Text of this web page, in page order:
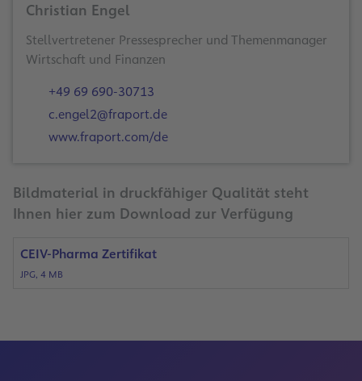
Christian Engel
Stellvertretener Pressesprecher und Themenmanager
Wirtschaft und Finanzen
+49 69 690-30713
c.engel2@fraport.de
www.fraport.com/de
Bildmaterial in druckfähiger Qualität steht
Ihnen hier zum Download zur Verfügung
CEIV-Pharma Zertifikat
JPG, 4 MB